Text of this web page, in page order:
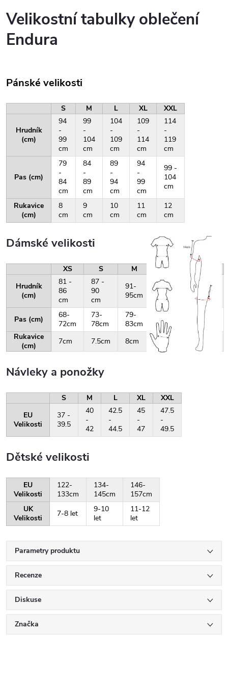
Velikostní tabulky oblečení
Endura
Pánské velikosti
S M L XL XXL
Hrudník
(cm)
94
-
99
cm
99
-
104
cm
104
-
109
cm
109
-
114
cm
114
-
119
cm
Pas (cm)
79
-
84
cm
84
-
89
cm
89
-
94
cm
94
-
99
cm
99 -
104
cm
Rukavice
(cm)
8
cm
9
cm
10
cm
11
cm
12
cm
Dámské velikosti
XS S M L
XL
Hrudník
(cm)
81 -
86
cm
87 -
90
cm
91-
95cm
96-
100cm
101-
105cm
Pas (cm)
68-
72cm
73-
78cm
79-
83cm
84-
87cm
88-
92cm
Rukavice
(cm)
7cm 7.5cm 8cm 8.5cm 9cm
Návleky a ponožky
S M L XL
XXL
EU
Velikosti
37 -
39.5
40
-
42
42.5
-
44.5
45
-
47
47.5
-
49.5
Dětské velikosti
EU
Velikosti
122-
133cm
134-
145cm
146-
157cm
UK
Velikosti
7-8 let
9-10
let
11-12
let
Parametry produktu
Recenze
Diskuse
Značka